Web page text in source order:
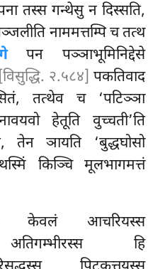
तस्स गन्थेसु न दिस्सति,
नाममत्तम्पि च तत्थ
पन पञ्ञाभूमिनिद्देसे
[विसुद्धि. २.५८४] पकतिवाद
तत्थेव च ‘पटिञ्ञा
हेतूति वुच्चती’ति
तेन ञायति ‘बुद्धघोसो
किञ्चि मूलभागमत्तं
केवलं आचरियस्स
अतिगम्भीरस्स हि